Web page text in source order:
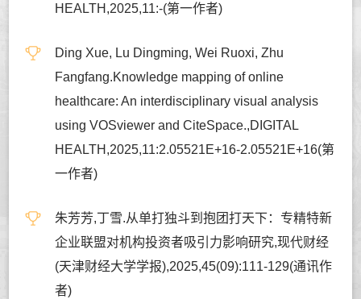
HEALTH,2025,11:-(第一作者)
Ding Xue, Lu Dingming, Wei Ruoxi, Zhu
Fangfang.Knowledge mapping of online
healthcare: An interdisciplinary visual analysis
using VOSviewer and CiteSpace.,DIGITAL
HEALTH,2025,11:2.05521E+16-2.05521E+16(第
一作者)
朱芳芳,丁雪.从单打独斗到抱团打天下：专精特新
企业联盟对机构投资者吸引力影响研究,现代财经
(天津财经大学学报),2025,45(09):111-129(通讯作
者)